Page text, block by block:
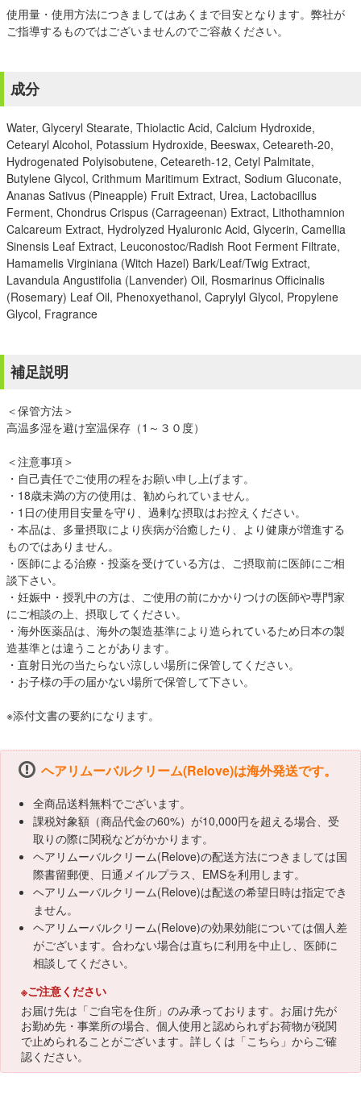
使用量・使用方法につきましてはあくまで目安となります。弊社が
ご指導するものではございませんのでご容赦ください。
成分
Water, Glyceryl Stearate, Thiolactic Acid, Calcium Hydroxide,
Cetearyl Alcohol, Potassium Hydroxide, Beeswax, Ceteareth-20,
Hydrogenated Polyisobutene, Ceteareth-12, Cetyl Palmitate,
Butylene Glycol, Crithmum Maritimum Extract, Sodium Gluconate,
Ananas Sativus (Pineapple) Fruit Extract, Urea, Lactobacillus
Ferment, Chondrus Crispus (Carrageenan) Extract, Lithothamnion
Calcareum Extract, Hydrolyzed Hyaluronic Acid, Glycerin, Camellia
Sinensis Leaf Extract, Leuconostoc/Radish Root Ferment Filtrate,
Hamamelis Virginiana (Witch Hazel) Bark/Leaf/Twig Extract,
Lavandula Angustifolia (Lanvender) Oil, Rosmarinus Officinalis
(Rosemary) Leaf Oil, Phenoxyethanol, Caprylyl Glycol, Propylene
Glycol, Fragrance
補足説明
＜保管方法＞
高温多湿を避け室温保存（1～３０度）
＜注意事項＞
・自己責任でご使用の程をお願い申し上げます。
・18歳未満の方の使用は、勧められていません。
・1日の使用目安量を守り、過剰な摂取はお控えください。
・本品は、多量摂取により疾病が治癒したり、より健康が増進する
ものではありません。
・医師による治療・投薬を受けている方は、ご摂取前に医師にご相
談下さい。
・妊娠中・授乳中の方は、ご使用の前にかかりつけの医師や専門家
にご相談の上、摂取してください。
・海外医薬品は、海外の製造基準により造られているため日本の製
造基準とは違うことがあります。
・直射日光の当たらない涼しい場所に保管してください。
・お子様の手の届かない場所で保管して下さい。
※添付文書の要約になります。
ヘアリムーバルクリーム(Relove)は海外発送です。
全商品送料無料でございます。
課税対象額（商品代金の60%）が10,000円を超える場合、受
取りの際に関税などがかかります。
ヘアリムーバルクリーム(Relove)の配送方法につきましては国
際書留郵便、日通メイルプラス、EMSを利用します。
ヘアリムーバルクリーム(Relove)は配送の希望日時は指定でき
ません。
ヘアリムーバルクリーム(Relove)の効果効能については個人差
がございます。合わない場合は直ちに利用を中止し、医師に
相談してください。
※ご注意ください
お届け先は「ご自宅を住所」のみ承っております。お届け先が
お勤め先・事業所の場合、個人使用と認められずお荷物が税関
で止められることがございます。詳しくは「こちら 」からご確
認ください。